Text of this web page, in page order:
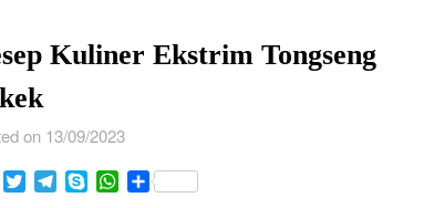
Kuliner Ekstrim Tongseng
on 13/09/2023
TwitterTelegram
SkypeWhatsApp
Share